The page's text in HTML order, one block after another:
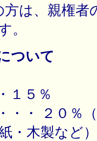
方は、親権者
。
ついて
１５％
・・ ２０％
・木製など）